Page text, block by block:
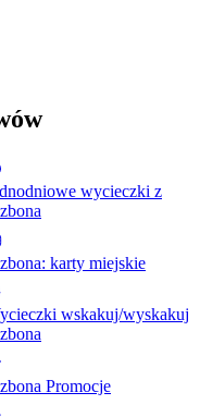
wycieczki z
karty miejskie
wskakuj/wyskakuj
Promocje